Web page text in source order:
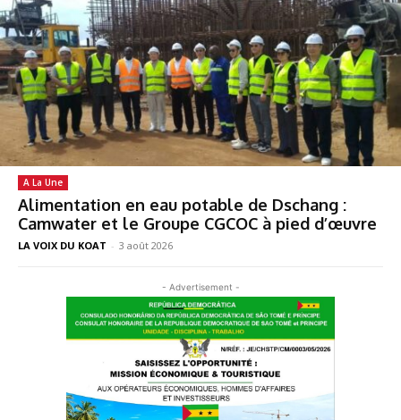
A La Une
Alimentation en eau potable de Dschang :
Camwater et le Groupe CGCOC à pied d’œuvre
LA VOIX DU KOAT - 3 août 2026
- Advertisement -